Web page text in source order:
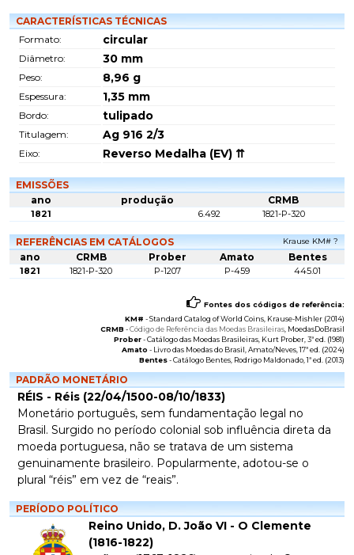
CARACTERÍSTICAS TÉCNICAS
Formato:
circular
Diâmetro: 30 mm
Peso: 8,96 g
Espessura: 1,35 mm
Bordo: tulipado
Titulagem: Ag 916 2/3
Eixo: Reverso Medalha (EV) ⇈
EMISSÕES
ano
produção CRMB
1821 6.492 1821-P-320
REFERÊNCIAS EM CATÁLOGOS Krause KM# ?
ano CRMB Prober Amato Bentes
1821 1821-P-320 P-1207 P-459 445.01
Fontes dos códigos de referência:
KM# -Standard Catalog of World Coins , Krause-Mishler (2014)
CRMB -Código de Referência das Moedas Brasileiras , MoedasDoBrasil
Prober-Catálogo das Moedas Brasileiras , Kurt Prober, 3ª ed. (1981)
Amato - Livro das Moedas do Brasil , Amato/Neves, 17ª ed. (2024)
Bentes-Catálogo Bentes , Rodrigo Maldonado, 1ª ed. (2013)
PADRÃO MONETÁRIO
RÉIS - Réis (22/04/1500-08/10/1833)
Monetário português, sem fundamentação legal no
Brasil. Surgido no período colonial sob influência direta da
moeda portuguesa, não se tratava de um sistema
genuinamente brasileiro. Popularmente, adotou-se o
plural “réis” em vez de “reais”.
PERÍODO POLÍTICO
Reino Unido, D. João VI - O Clemente
(1816-1822)